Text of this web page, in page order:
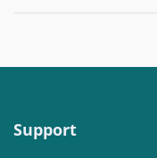
Support